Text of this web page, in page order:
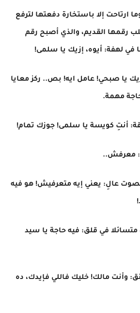
وما ارتاحت إلا باستخارة دفعتها لترفع
رقمها القديم، والذي أصبح رقم
في لهفة: أيوه، إزيك يا سلمى!
يا صبحي! عامل ايه! بص.. ركز معايا
مهمة.
أنتِ كويسة يا سلمى! جوزك تمام!
معرفش..
عالِ: يعني إيه متعرفيش! هو فيه
في قلق: فيه حاجة يا سيد
وأنت مالك! خليك فاللي فإيدك، ده